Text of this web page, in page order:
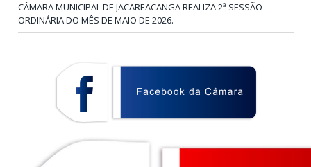
CÂMARA MUNICIPAL DE JACAREACANGA REALIZA 2ª SESSÃO
ORDINÁRIA DO MÊS DE MAIO DE 2026.